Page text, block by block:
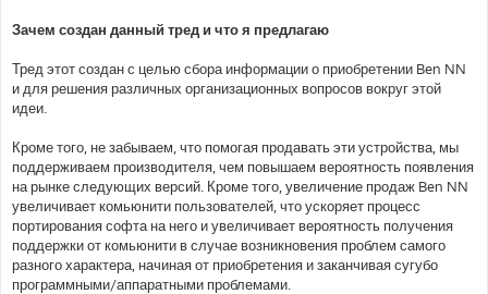
Зачем создан данный тред и что я предлагаю
Тред этот создан с целью сбора информации о приобретении Ben NN
и для решения различных организационных вопросов вокруг этой
идеи.
Кроме того, не забываем, что помогая продавать эти устройства, мы
поддерживаем производителя, чем повышаем вероятность появления
на рынке следующих версий. Кроме того, увеличение продаж Ben NN
увеличивает комьюнити пользователей, что ускоряет процесс
портирования софта на него и увеличивает вероятность получения
поддержки от комьюнити в случае возникновения проблем самого
разного характера, начиная от приобретения и заканчивая сугубо
программными/аппаратными проблемами.